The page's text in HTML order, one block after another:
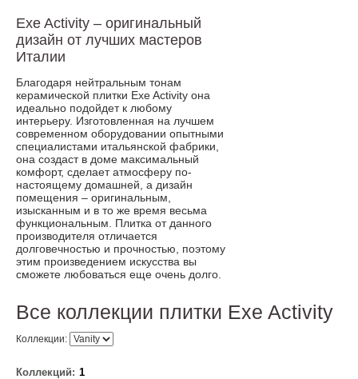
Exe Activity – оригинальный
дизайн от лучших мастеров
Италии
Благодаря нейтральным тонам
керамической плитки Exe Activity она
идеально подойдет к любому
интерьеру. Изготовленная на лучшем
современном оборудовании опытными
специалистами итальянской фабрики,
она создаст в доме максимальный
комфорт, сделает атмосферу по-
настоящему домашней, а дизайн
помещения – оригинальным,
изысканным и в то же время весьма
функциональным. Плитка от данного
производителя отличается
долговечностью и прочностью, поэтому
этим произведением искусства вы
сможете любоваться еще очень долго.
Все коллекции плитки Exe Activity
Коллекции:
Коллекций: 1